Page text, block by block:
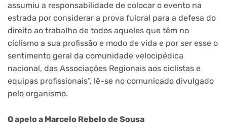
assumiu a responsabilidade de colocar o evento na
estrada por considerar a prova fulcral para a defesa do
direito ao trabalho de todos aqueles que têm no
ciclismo a sua profissão e modo de vida e por ser esse o
sentimento geral da comunidade velocipédica
nacional, das Associações Regionais aos ciclistas e
equipas profissionais”, lê-se no comunicado divulgado
pelo organismo.
O apelo a Marcelo Rebelo de Sousa